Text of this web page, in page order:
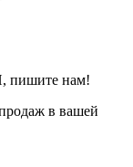
пишите нам!
в вашей